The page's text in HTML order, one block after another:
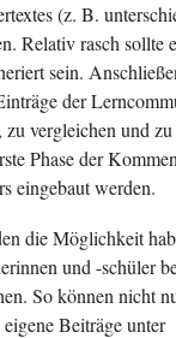
(z. B.
Relativ rasch sollte
sein.
der
zu vergleichen und zu
Phase der
eingebaut werden.
die Möglichkeit
und -schüler
So können nicht
Beiträge unter